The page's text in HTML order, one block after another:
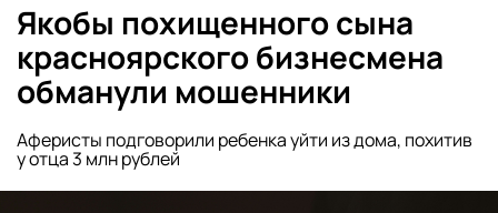
Якобы похищенного сына
красноярского бизнесмена
обманули мошенники
Аферисты подговорили ребенка уйти из дома, похитив
у отца 3 млн рублей